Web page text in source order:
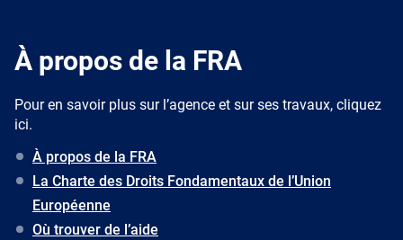
À propos de la FRA
Pour en savoir plus sur l’agence et sur ses travaux, cliquez
ici.
À propos de la FRA
La Charte des Droits Fondamentaux de l’Union
Européenne
Où trouver de l’aide